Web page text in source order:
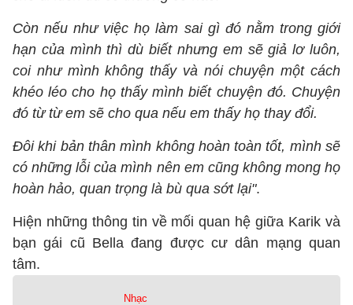
Còn nếu như việc họ làm sai gì đó nằm trong giới
hạn của mình thì dù biết nhưng em sẽ giả lơ luôn,
coi như mình không thấy và nói chuyện một cách
khéo léo cho họ thấy mình biết chuyện đó. Chuyện
đó từ từ em sẽ cho qua nếu em thấy họ thay đổi.
Đôi khi bản thân mình không hoàn toàn tốt, mình sẽ
có những lỗi của mình nên em cũng không mong họ
hoàn hảo, quan trọng là bù qua sớt lại".
Hiện những thông tin về mối quan hệ giữa Karik và
bạn gái cũ Bella đang được cư dân mạng quan
tâm.
Nhạc